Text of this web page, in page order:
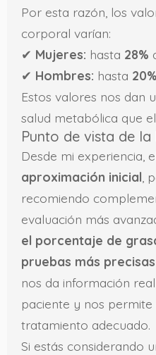
Por esta razón, los
corporal varían:
✔ Mujeres: hasta 28%
✔ Hombres: hasta 20%
Estos valores nos dan
salud metabólica que
Punto de vista de
Desde mi experiencia,
aproximación inicial ,
recomiendo
evaluación más
el porcentaje de
pruebas más
nos da información
paciente y nos
tratamiento adecuado.
Si estás considerando